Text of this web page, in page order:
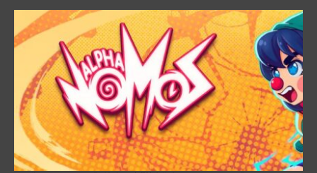
全新動作 RPG《守護少女》公佈，將在 PC 與移動端全球發行